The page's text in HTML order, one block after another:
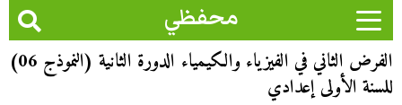
محفظي
الفرض الثاني في الفيزياء والكيمياء الدورة الثانية (النموذج 06)
للسنة الأولى إعدادي